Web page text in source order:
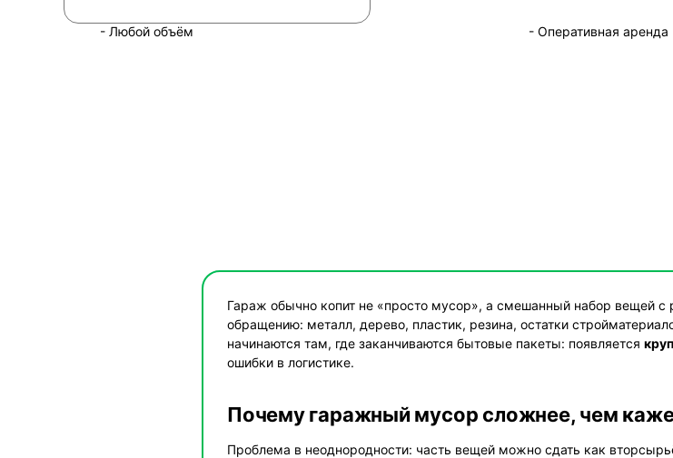
- Любой объём - Оперативная аренда
Гараж обычно копит не «просто мусор», а смешанный набор вещей
обращению: металл, дерево, пластик, резина, остатки
начинаются там, где заканчиваются бытовые пакеты: появляется
ошибки в логистике.
Почему гаражный мусор сложнее, чем
Проблема в неоднородности: часть вещей можно сдать как